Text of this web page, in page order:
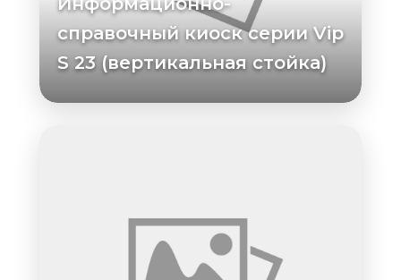
справочный киоск серии Vip
S 23 (вертикальная стойка)